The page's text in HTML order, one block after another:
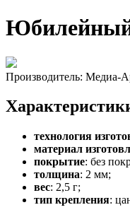
Производитель: Медиа-
технология
материал
покрытие: без
толщина: 2 мм;
вес: 2,5 г;
тип крепления: